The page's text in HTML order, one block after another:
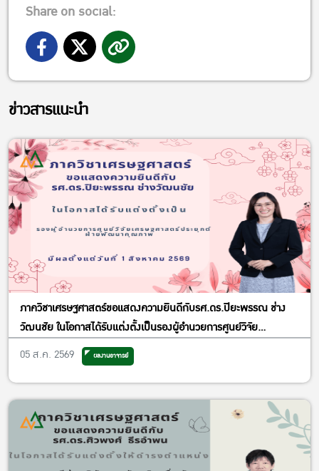
Share on social:
ข่าวสารแนะนำ
ภาควิชาเศรษฐศาสตร์ขอแสดงความยินดีกับรศ.ดร.ปิยะพรรณ ช่าง
วัฒนชัย ในโอกาสได้รับแต่งตั้งเป็นรองผู้อำนวยการศูนย์วิจัย
เศรษฐศาสตร์ประยุกต์ ฝ่ายพัฒนาคุณภาพ
05 ส.ค. 2569 ผลงานอาจารย์